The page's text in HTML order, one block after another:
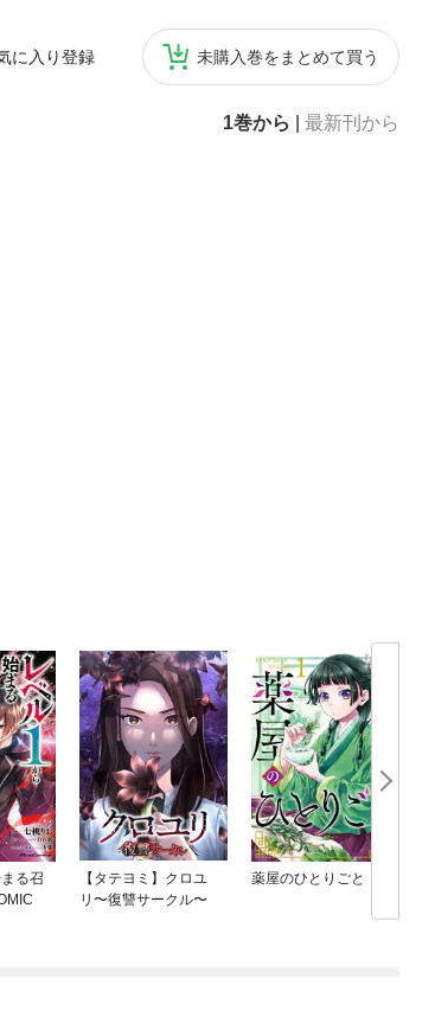
に入り登録 未購入巻をまとめて買う
1巻から 最新刊から
る召
【タテヨミ】クロユ
リ〜復讐サークル〜
薬屋のひとりごと